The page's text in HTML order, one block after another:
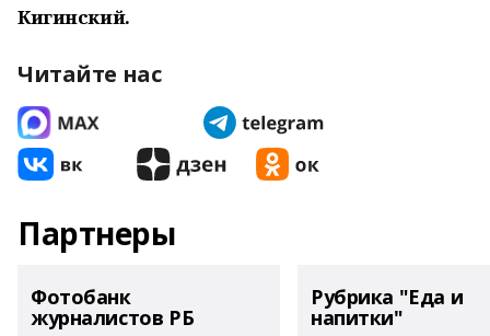
Кигинский.
Читайте нас
Партнеры
Фотобанк
журналистов РБ
Рубрика "Еда и
напитки"